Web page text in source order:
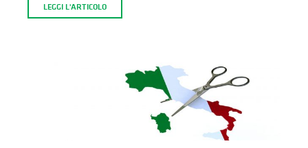
LEGGI L'ARTICOLO